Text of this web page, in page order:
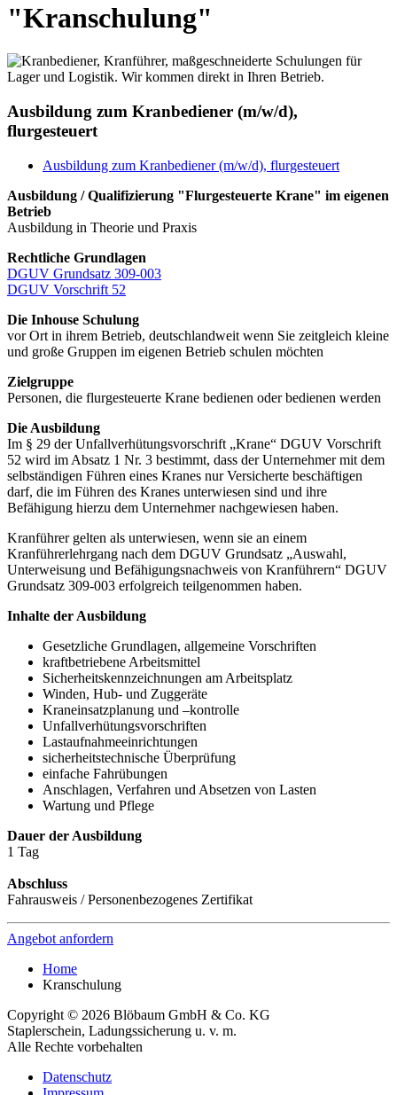
"Kranschulung"
Ausbildung zum Kranbediener (m/w/d),
flurgesteuert
Ausbildung zum Kranbediener (m/w/d), flurgesteuert
Ausbildung / Qualifizierung "Flurgesteuerte Krane" im eigenen
Betrieb
Ausbildung in Theorie und Praxis
Rechtliche Grundlagen
DGUV Grundsatz 309-003
DGUV Vorschrift 52
Die Inhouse Schulung
vor Ort in ihrem Betrieb, deutschlandweit wenn Sie zeitgleich kleine
und große Gruppen im eigenen Betrieb schulen möchten
Zielgruppe
Personen, die flurgesteuerte Krane bedienen oder bedienen werden
Die Ausbildung
Im § 29 der Unfallverhütungsvorschrift „Krane“ DGUV Vorschrift
52 wird im Absatz 1 Nr. 3 bestimmt, dass der Unternehmer mit dem
selbständigen Führen eines Kranes nur Versicherte beschäftigen
darf, die im Führen des Kranes unterwiesen sind und ihre
Befähigung hierzu dem Unternehmer nachgewiesen haben.
Kranführer gelten als unterwiesen, wenn sie an einem
Kranführerlehrgang nach dem DGUV Grundsatz „Auswahl,
Unterweisung und Befähigungsnachweis von Kranführern“ DGUV
Grundsatz 309-003 erfolgreich teilgenommen haben.
Inhalte der Ausbildung
Gesetzliche Grundlagen, allgemeine Vorschriften
kraftbetriebene Arbeitsmittel
Sicherheitskennzeichnungen am Arbeitsplatz
Winden, Hub- und Zuggeräte
Kraneinsatzplanung und –kontrolle
Unfallverhütungsvorschriften
Lastaufnahmeeinrichtungen
sicherheitstechnische Überprüfung
einfache Fahrübungen
Anschlagen, Verfahren und Absetzen von Lasten
Wartung und Pflege
Dauer der Ausbildung
1 Tag
Abschluss
Fahrausweis /Personenbezogenes Zertifikat
Angebot anfordern
Home
Kranschulung
Copyright © 2026 Blöbaum GmbH & Co. KG
Staplerschein, Ladungssicherung u. v. m.
Alle Rechte vorbehalten
Datenschutz